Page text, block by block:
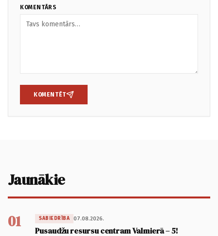
KOMENTĀRS
KOMENTĒT
Jaunākie
01 SABIEDRĪBA 07.08.2026.
Pusaudžu resursu centram Valmierā – 5!